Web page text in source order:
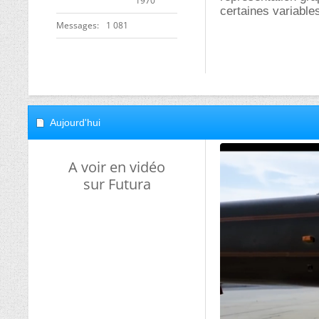
Messages 1 081
certaines
Aujourd'hui
A voir en vidéo
sur Futura